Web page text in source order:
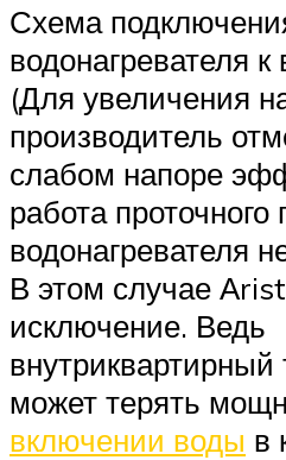
Схема
водонагревателя к
(Для увеличения
производитель
слабом напоре
работа проточного
водонагревателя
В этом случае
исключение. Ведь
внутриквартирный
может терять
включении воды в